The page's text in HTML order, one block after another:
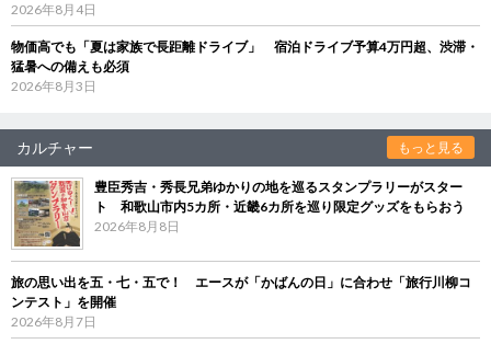
2026年8月4日
物価高でも「夏は家族で長距離ドライブ」 宿泊ドライブ予算4万円超、渋滞・
猛暑への備えも必須
2026年8月3日
カルチャー もっと見る
豊臣秀吉・秀長兄弟ゆかりの地を巡るスタンプラリーがスター
ト 和歌山市内5カ所・近畿6カ所を巡り限定グッズをもらおう
2026年8月8日
旅の思い出を五・七・五で！ エースが「かばんの日」に合わせ「旅行川柳コ
ンテスト」を開催
2026年8月7日